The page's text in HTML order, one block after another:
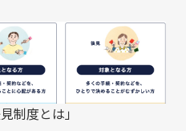
制度とは」